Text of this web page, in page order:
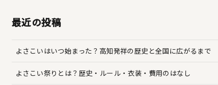
最近の投稿
よさこいはいつ始まった？高知発祥の歴史と全国に広がるまで
よさこい祭りとは？歴史・ルール・衣装・費用のはなし